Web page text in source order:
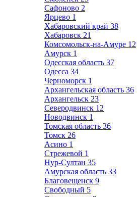
Сафоново 2
Ярцево 1
Хабаровский край 38
Хабаровск 21
Комсомольск-на-Амуре 12
Амурск 1
Одесская область 37
Одесса 34
Черноморск 1
Архангельская область 36
Архангельск 23
Северодвинск 12
Новодвинск 1
Томская область 36
Томск 26
Асино 1
Стрежевой 1
Нур-Султан 35
Амурская область 33
Благовещенск 9
Свободный 5